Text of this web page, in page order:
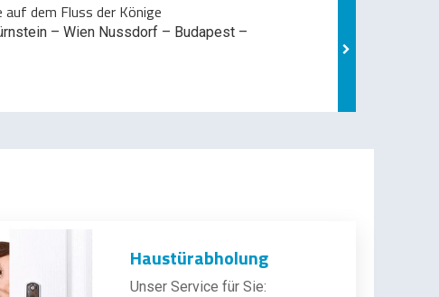
auf dem Fluss der Könige
– Wien Nussdorf – Budapest –
Haustürabholung
Unser Service für Sie: